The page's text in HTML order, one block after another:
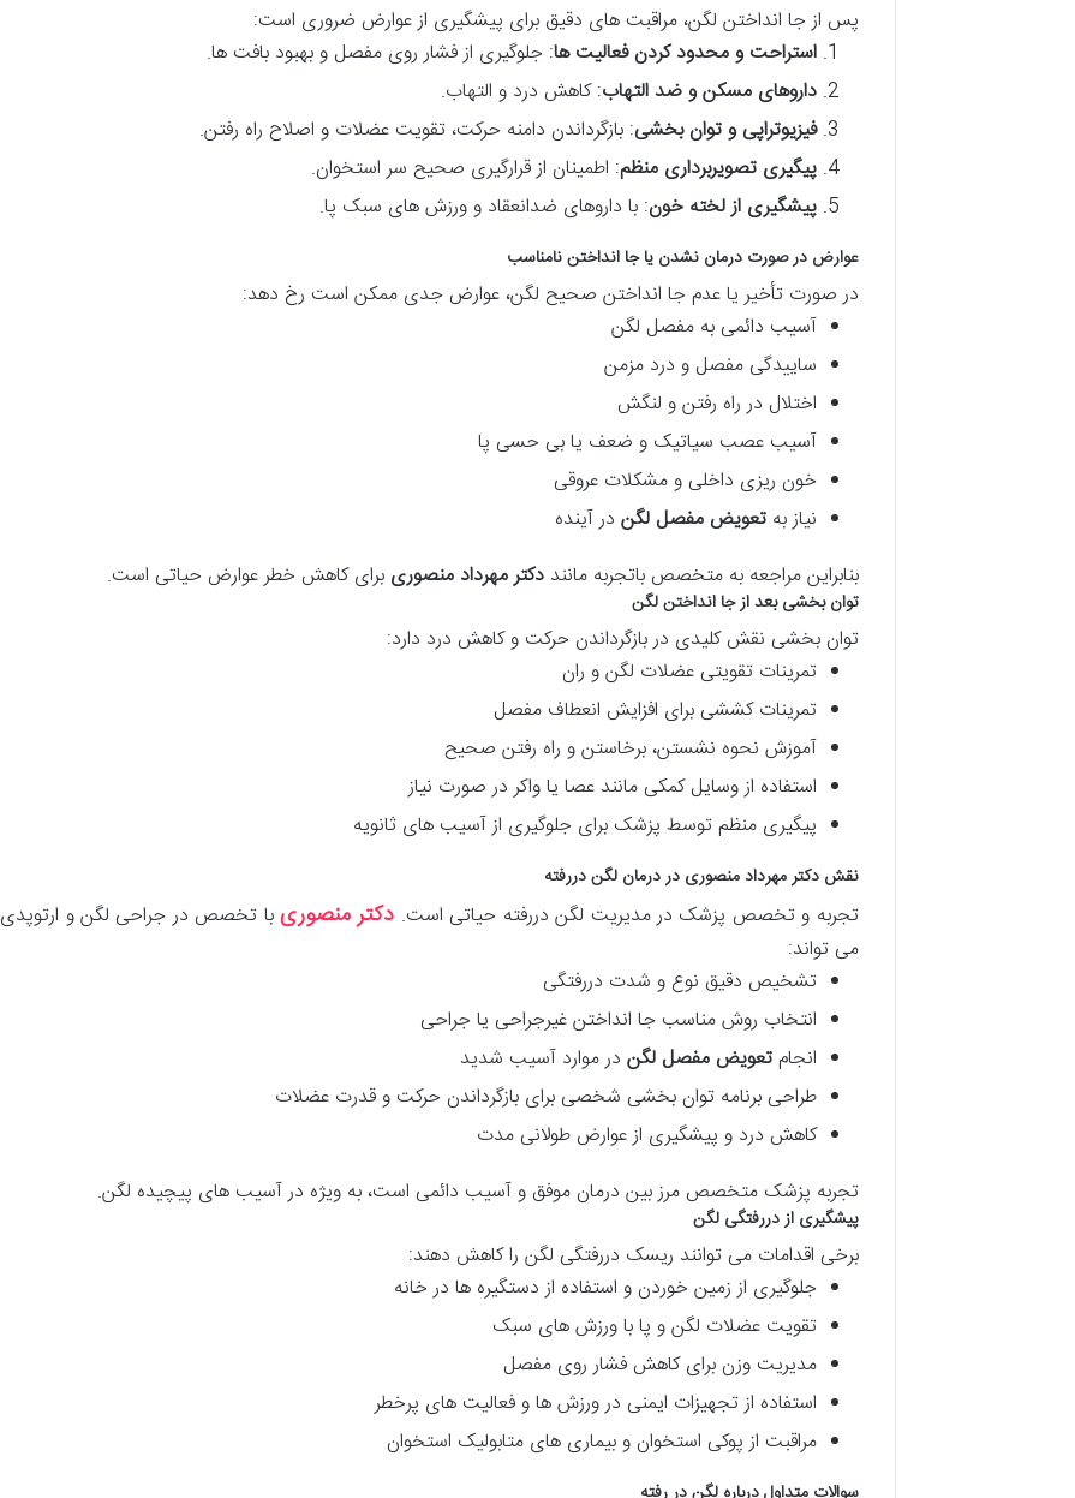
پس از جا انداختن لگن، مراقبت های دقیق برای پیشگیری از عوارض ضروری است:
استراحت و محدود کردن فعالیت ها: جلوگیری از فشار روی مفصل و بهبود بافت ها.
داروهای مسکن و ضد التهاب: کاهش درد و التهاب.
فیزیوتراپی و توان بخشی: بازگرداندن دامنه حرکت، تقویت عضلات و اصلاح راه رفتن.
پیگیری تصویربرداری منظم: اطمینان از قرارگیری صحیح سر استخوان.
پیشگیری از لخته خون: با داروهای ضدانعقاد و ورزش های سبک پا.
عوارض در صورت درمان نشدن یا جا انداختن نامناسب
در صورت تأخیر یا عدم جا انداختن صحیح لگن، عوارض جدی ممکن است رخ دهد:
آسیب دائمی به مفصل لگن
ساییدگی مفصل و درد مزمن
اختلال در راه رفتن و لنگش
آسیب عصب سیاتیک و ضعف یا بی حسی پا
خون ریزی داخلی و مشکلات عروقی
نیاز بهتعویض مفصل لگن در آینده
بنابراین مراجعه به متخصص باتجربه ماننددکتر مهرداد منصوری برای کاهش خطر عوارض حیاتی است.
توان بخشی بعد از جا انداختن لگن
توان بخشی نقش کلیدی در بازگرداندن حرکت و کاهش درد دارد:
تمرینات تقویتی عضلات لگن و ران
تمرینات کششی برای افزایش انعطاف مفصل
آموزش نحوه نشستن، برخاستن و راه رفتن صحیح
استفاده از وسایل کمکی مانند عصا یا واکر در صورت نیاز
پیگیری منظم توسط پزشک برای جلوگیری از آسیب های ثانویه
نقش دکتر مهرداد منصوری در درمان لگن دررفته
تجربه و تخصص پزشک در مدیریت لگن دررفته حیاتی است. دکتر منصوریبا تخصص در جراحی لگن و ارتوپدی
می تواند:
تشخیص دقیق نوع و شدت دررفتگی
انتخاب روش مناسب جا انداختن غیرجراحی یا جراحی
انجامتعویض مفصل لگن در موارد آسیب شدید
طراحی برنامه توان بخشی شخصی برای بازگرداندن حرکت و قدرت عضلات
کاهش درد و پیشگیری از عوارض طولانی مدت
تجربه پزشک متخصص مرز بین درمان موفق و آسیب دائمی است، به ویژه در آسیب های پیچیده لگن.
پیشگیری از دررفتگی لگن
برخی اقدامات می توانند ریسک دررفتگی لگن را کاهش دهند:
جلوگیری از زمین خوردن و استفاده از دستگیره ها در خانه
تقویت عضلات لگن و پا با ورزش های سبک
مدیریت وزن برای کاهش فشار روی مفصل
استفاده از تجهیزات ایمنی در ورزش ها و فعالیت های پرخطر
مراقبت از پوکی استخوان و بیماری های متابولیک استخوان